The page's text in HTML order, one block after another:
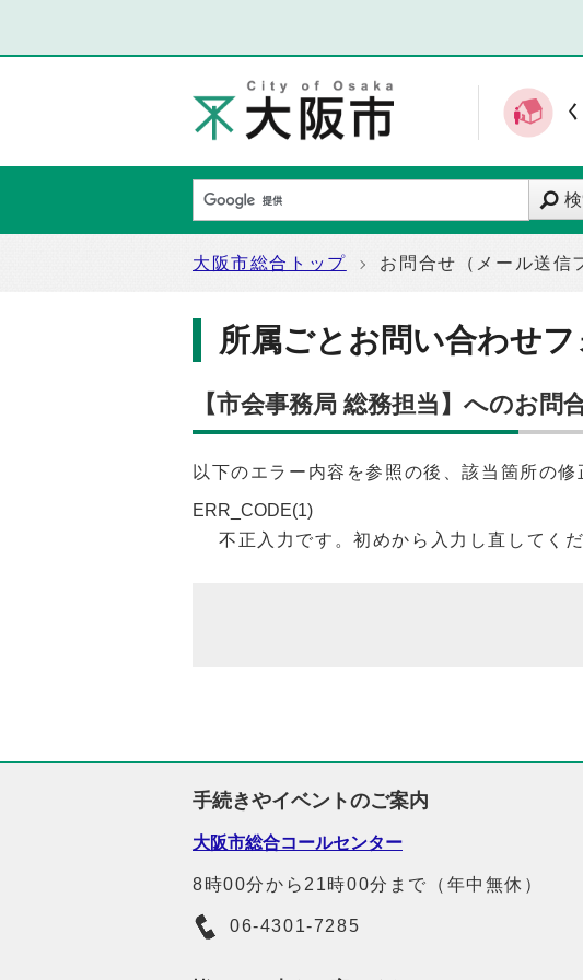
大阪市総合トップ お問合せ（メール送信
所属ごとお問い合わせフ
【市会事務局 総務担当】へのお問
以下のエラー内容を参照の後、該当箇所の修
ERR_CODE(1)
不正入力です。初めから入力し直してくだ
手続きやイベントのご案内
大阪市総合コールセンター
8時00分から21時00分まで（年中無休）
06-4301-7285